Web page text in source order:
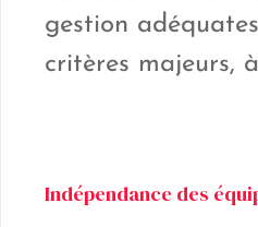
gestion
critères majeurs,
Indépendance des